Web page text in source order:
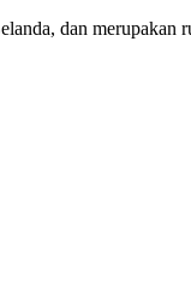
dan merupakan